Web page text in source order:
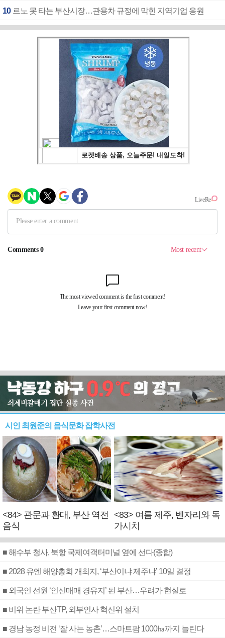
10 르노 못 타는 부산시장…관용차 규정에 막힌 지역기업 응원
시인 최원준의 음식문화 잡학사전
<84> 관문과 환대, 부산 역전
음식
<83> 여름 제주, 벤자리와 독
가시치
■ 해수부 청사, 북항 국제여객터미널 옆에 선다(종합)
■ 2028 유엔 해양총회 개최지, ‘부산이냐 제주냐’ 10일 결정
■ 외국인 선원 ‘인신매매 경유지’ 된 부산…우려가 현실로
■ 비위 논란 부산TP, 외부인사 혁신위 설치
■ 경남 농정 비전 ‘잘 사는 농촌’…스마트팜 1000㏊까지 늘린다